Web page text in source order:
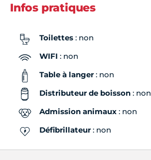
Infos pratiques
Toilettes : non
WIFI : non
Table à langer: non
Distributeur de boisson : non
Admission animaux : non
Défibrillateur: non